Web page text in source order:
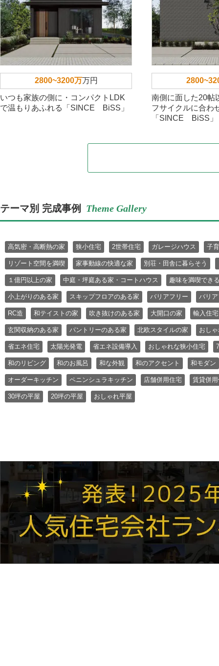
2800~3200万 万円
いつも家族の側に・コンパクトLDK
で温もりあふれる「SINCE BiSS」
南側に面した20帖
フサイクルに合わ
「SINCE BiSS」
テーマ別 完成事例 Theme Gallery
高気密・高断熱の家 狭小住宅 2世帯住宅 ガレージハウス 子
リゾート空間を満喫 家事動線の快適な家 別荘・田舎に暮らそう
１億円以上の家 中庭・坪庭ある家・コートハウス 趣味を満喫でき
小上がりのある家 スキップフロアのある家 バリアフリー バリ
RC造 和テイストの家 吹き抜けのある家 大開口の家 輸入住宅
玄関収納のある家 パントリーのある家 北欧スタイルの家 おし
省エネ住宅 太陽光発電 省エネ設備導入 おしゃれな狭小住宅
和のリビング 和のお風呂 和な外観 和のアクセント 和モダン
オーダーキッチン ペニンシュラキッチン 店舗併用住宅 賃貸併
30坪の平屋 20坪の平屋 おしゃれ平屋